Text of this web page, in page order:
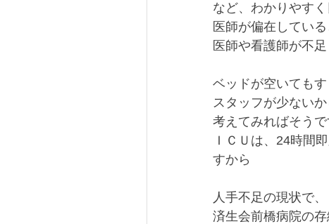
など、わかりやす
医師が偏在してい
医師や看護師が不足
ベッドが空いても
スタッフが少ない
考えてみればそうで
ＩＣＵは、24時間
すから
人手不足の現状で
済生会前橋病院の存